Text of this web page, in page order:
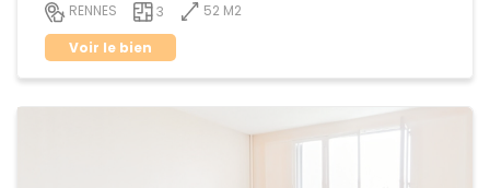
RENNES 3
52 M2
Voir le bien